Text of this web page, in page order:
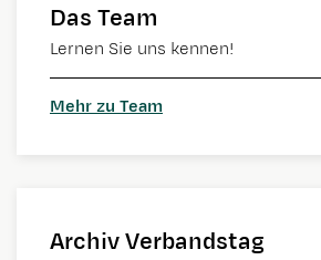
Das Team
Lernen Sie uns kennen!
Mehr zu Team
Archiv Verbandstag